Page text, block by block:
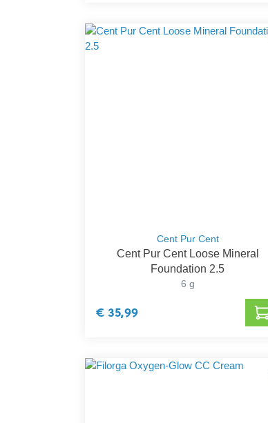
Cent Pur Cent
Cent Pur Cent Loose Mineral
Foundation 2.5
6 g
€ 35,99